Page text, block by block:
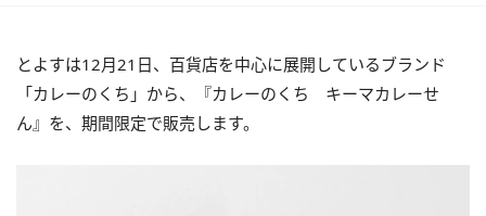
とよすは12月21日、百貨店を中心に展開しているブランド
「カレーのくち」から、『カレーのくち キーマカレーせ
ん』を、期間限定で販売します。